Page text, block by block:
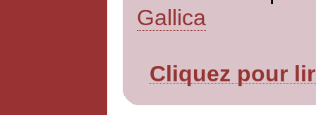
Gallica
Cliquez pour